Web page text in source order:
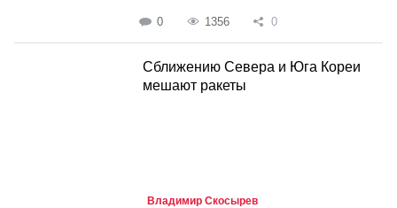
0 1356 0
Сближению Севера и Юга Кореи
мешают ракеты
Владимир Скосырев